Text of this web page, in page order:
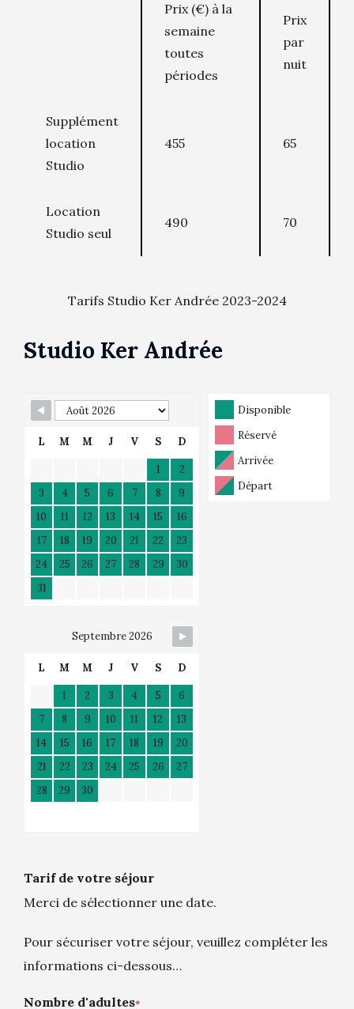
Prix (€) à la
semaine
toutes
périodes
Prix
par
nuit
Supplément
location
Studio
455 65
Location
Studio seul
490 70
Tarifs Studio Ker Andrée 2023-2024
Studio Ker Andrée
Disponible
Réservé
Arrivée
Départ
L M M J V S D
1
2
3
4 5 6 7 8
9
10
11 12 13 14 15
16
17
18 19 20 21 22
23
24
25 26 27 28 29
30
31
Septembre 2026
L M M J V S D
1 2 3 4 5
6
7
8 9 10 11 12
13
14
15 16 17 18 19
20
21
22 23 24 25 26
27
28
29 30
Tarif de votre séjour
Merci de sélectionner une date.
Pour sécuriser votre séjour, veuillez compléter les
informations ci-dessous…
Nombre d'adultes*